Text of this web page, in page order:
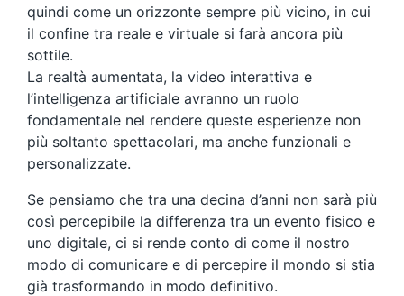
quindi come un orizzonte sempre più vicino, in cui
il confine tra reale e virtuale si farà ancora più
sottile.
La realtà aumentata, la video interattiva e
l’intelligenza artificiale avranno un ruolo
fondamentale nel rendere queste esperienze non
più soltanto spettacolari, ma anche funzionali e
personalizzate.
Se pensiamo che tra una decina d’anni non sarà più
così percepibile la differenza tra un evento fisico e
uno digitale, ci si rende conto di come il nostro
modo di comunicare e di percepire il mondo si stia
già trasformando in modo definitivo.